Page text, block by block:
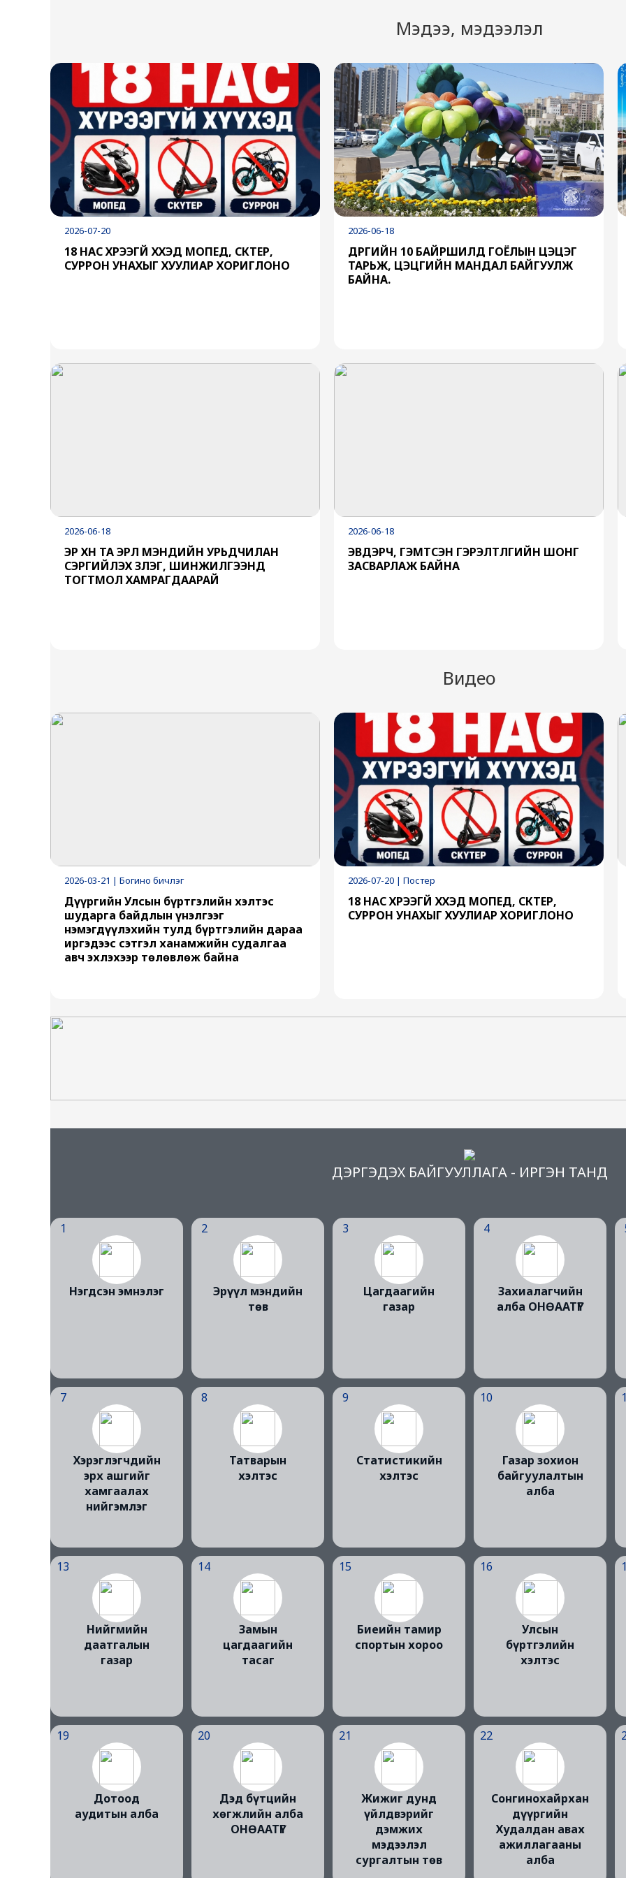
Мэдээ, мэдээлэл
2026-07-20
18 НАС ХҮРЭЭГҮЙ ХҮҮХЭД МОПЕД, СКҮТЕР,
СУРРОН УНАХЫГ ХУУЛИАР ХОРИГЛОНО
2026-06-18
ДҮҮРГИЙН 10 БАЙРШИЛД ГОЁЛЫН ЦЭЦЭГ
ТАРЬЖ, ЦЭЦГИЙН МАНДАЛ БАЙГУУЛЖ
БАЙНА.
2026-06-18
ЭР ХҮН ТА ЭРҮҮЛ МЭНДИЙН УРЬДЧИЛАН
СЭРГИЙЛЭХ ҮЗЛЭГ, ШИНЖИЛГЭЭНД
ТОГТМОЛ ХАМРАГДААРАЙ
2026-06-18
ЭВДЭРЧ, ГЭМТСЭН ГЭРЭЛТҮҮЛГИЙН ШОНГ
ЗАСВАРЛАЖ БАЙНА
Видео
2026-03-21 | Богино бичлэг
Дүүргийн Улсын бүртгэлийн хэлтэс
шударга байдлын үнэлгээг
нэмэгдүүлэхийн тулд бүртгэлийн дараа
иргэдээс сэтгэл ханамжийн судалгаа
авч эхлэхээр төлөвлөж байна
2026-07-20 | Постер
18 НАС ХҮРЭЭГҮЙ ХҮҮХЭД МОПЕД, СКҮТЕР,
СУРРОН УНАХЫГ ХУУЛИАР ХОРИГЛОНО
ДЭРГЭДЭХ БАЙГУУЛЛАГА - ИРГЭН ТАНД
Нэгдсэн эмнэлэг
1
Эрүүл мэндийн
төв
2
Цагдаагийн
газар
3
Захиалагчийн
алба ОНӨААТҮГ
4
Хэрэглэгчдийн
эрх ашгийг
хамгаалах
нийгэмлэг
7
Татварын
хэлтэс
8
Статистикийн
хэлтэс
9
Газар зохион
байгуулалтын
алба
10
Нийгмийн
даатгалын
газар
13
Замын
цагдаагийн
тасаг
14
Биеийн тамир
спортын хороо
15
Улсын
бүртгэлийн
хэлтэс
16
Дотоод
аудитын алба
19
Дэд бүтцийн
хөгжлийн алба
ОНӨААТҮГ
20
Жижиг дунд
үйлдвэрийг
дэмжих
мэдээлэл
сургалтын төв
21
Сонгинохайрхан
дүүргийн
Худалдан авах
ажиллагааны
алба
22